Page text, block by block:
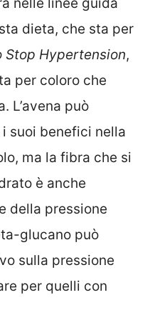
nelle linee guida
dieta, che sta per
Stop Hypertension,
per coloro che
L’avena può
suoi benefici nella
ma la fibra che si
è anche
della pressione
glucano può
sulla pressione
per quelli con